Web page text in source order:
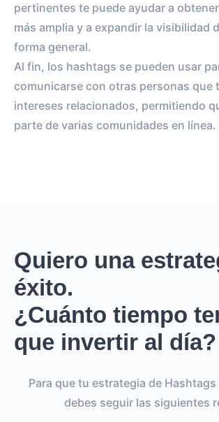
pertinentes te puede ayudar a
más amplia y a expandir la visibilidad
forma general.
Al fin, los hashtags se pueden usar
comunicarse con otras personas que
intereses relacionados, permitiendo
parte de varias comunidades en línea.
Quiero una
éxito.
¿Cuánto tiempo
que invertir al día?
Para que tu estrategia de
debes seguir las siguientes